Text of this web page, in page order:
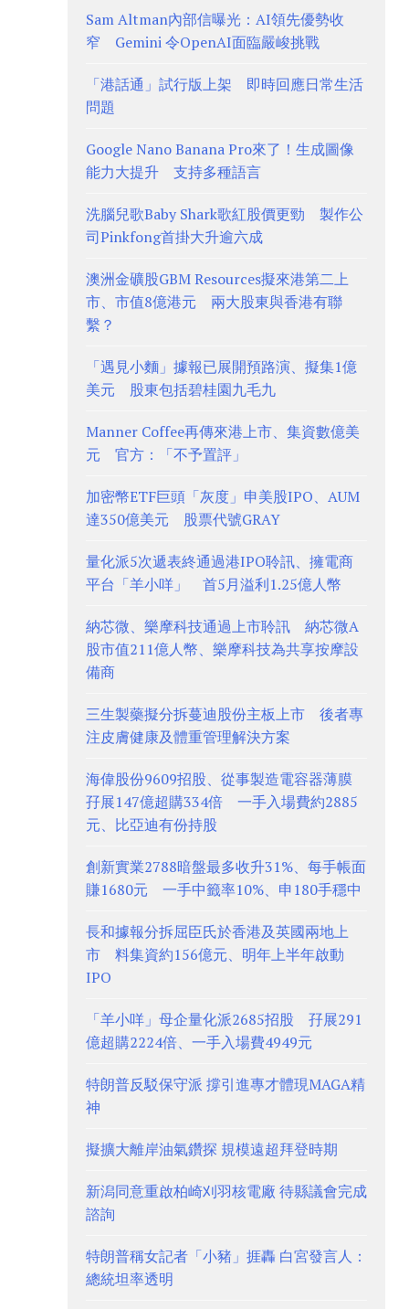
Sam Altman內部信曝光：AI領先優勢收
窄 Gemini 令OpenAI面臨嚴峻挑戰
「港話通」試行版上架 即時回應日常生活
問題
Google Nano Banana Pro來了！生成圖像
能力大提升 支持多種語言
洗腦兒歌Baby Shark歌紅股價更勁 製作公
司Pinkfong首掛大升逾六成
澳洲金礦股GBM Resources擬來港第二上
市、市值8億港元 兩大股東與香港有聯
繫？
「遇見小麵」據報已展開預路演、擬集1億
美元 股東包括碧桂園九毛九
Manner Coffee再傳來港上市、集資數億美
元 官方：「不予置評」
加密幣ETF巨頭「灰度」申美股IPO、AUM
達350億美元 股票代號GRAY
量化派5次遞表終通過港IPO聆訊、擁電商
平台「羊小咩」 首5月溢利1.25億人幣
納芯微、樂摩科技通過上市聆訊 納芯微A
股市值211億人幣、樂摩科技為共享按摩設
備商
三生製藥擬分拆蔓迪股份主板上市 後者專
注皮膚健康及體重管理解決方案
海偉股份9609招股、從事製造電容器薄膜
孖展147億超購334倍 一手入場費約2885
元、比亞迪有份持股
創新實業2788暗盤最多收升31%、每手帳面
賺1680元 一手中籤率10%、申180手穩中
長和據報分拆屈臣氏於香港及英國兩地上
市 料集資約156億元、明年上半年啟動
IPO
「羊小咩」母企量化派2685招股 孖展291
億超購2224倍、一手入場費4949元
特朗普反駁保守派 撐引進專才體現MAGA精
神
擬擴大離岸油氣鑽探 規模遠超拜登時期
新潟同意重啟柏崎刈羽核電廠 待縣議會完成
諮詢
特朗普稱女記者「小豬」捱轟 白宮發言人：
總統坦率透明